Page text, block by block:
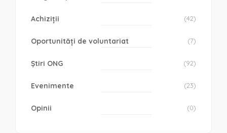
Achiziții (42)
Oportunități de voluntariat (7)
Știri ONG (92)
Evenimente (23)
Opinii (0)